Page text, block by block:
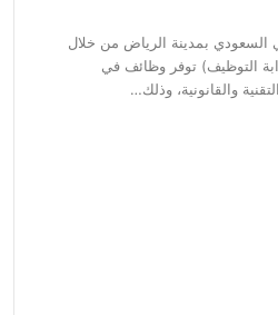
بمدينة الرياض من خلال
التوظيف) توفر وظائف في
والقانونية، وذلك…